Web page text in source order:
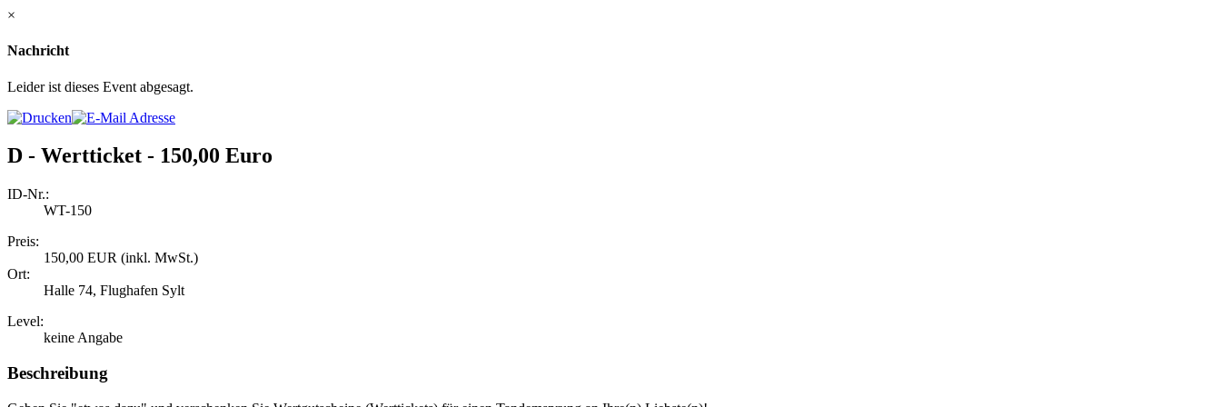
×
Nachricht
Leider ist dieses Event abgesagt.
D - Wertticket - 150,00 Euro
ID-Nr.:
WT-150
Preis:
150,00 EUR (inkl. MwSt.)
Ort:
Halle 74, Flughafen Sylt
Level:
keine Angabe
Beschreibung